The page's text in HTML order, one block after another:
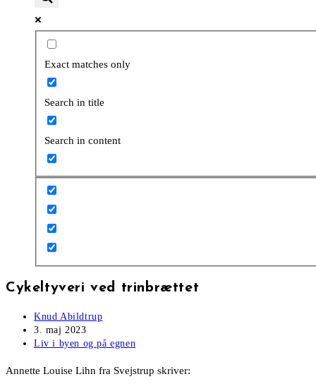
Exact matches only
Search in title
Search in content
Cykeltyveri ved trinbrættet
Post
author:
Knud Abildtrup
Post
published:
3. maj 2023
Post
Liv i byen og på egnen
Annette Louise Lihn fra Svejstrup skriver: